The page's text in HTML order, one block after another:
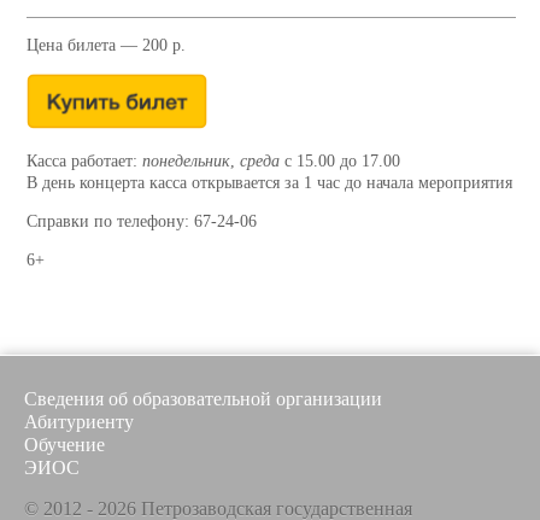
Цена билета — 200 р.
Касса работает: понедельник, среда с 15.00 до 17.00
В день концерта касса открывается за 1 час до начала мероприятия
Справки по телефону: 67-24-06
6+
Сведения об образовательной организации
Абитуриенту
Обучение
ЭИОС
© 2012 - 2026 Петрозаводская государственная